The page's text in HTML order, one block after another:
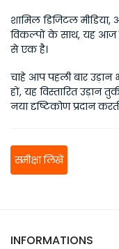
शामिल डिजिटल
विकल्पों के साथ, यह आज
से एक है।
चाहे आप पहली बार उड़ान
हों, यह विस्तारित उड़ान
नया दृष्टिकोण प्रदान
समीक्षा लिखें
INFORMATIONS